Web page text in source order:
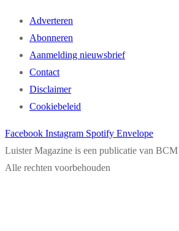
Adverteren
Abonneren
Aanmelding nieuwsbrief
Contact
Disclaimer
Cookiebeleid
Facebook Instagram Spotify Envelope
Luister Magazine is een publicatie van
Alle rechten voorbehouden